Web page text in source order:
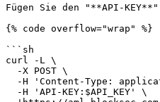
Fügen Sie den "**API-
{% code overflow="wrap" %}
```sh
curl -L \